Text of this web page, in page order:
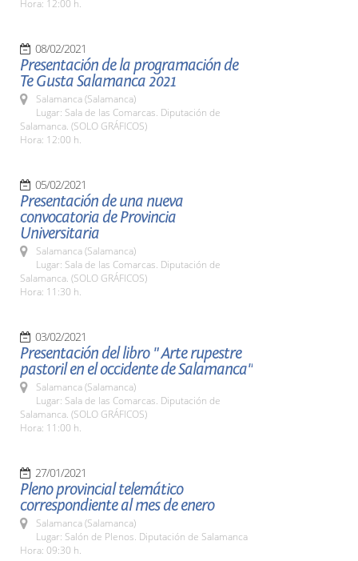
Hora: 12:00 h.
08/02/2021
Presentación de la programación de
Te Gusta Salamanca 2021
Salamanca (Salamanca)
Lugar: Sala de las Comarcas. Diputación de
Salamanca. (SOLO GRÁFICOS)
Hora: 12:00 h.
05/02/2021
Presentación de una nueva
convocatoria de Provincia
Universitaria
Salamanca (Salamanca)
Lugar: Sala de las Comarcas. Diputación de
Salamanca. (SOLO GRÁFICOS)
Hora: 11:30 h.
03/02/2021
Presentación del libro " Arte rupestre
pastoril en el occidente de Salamanca"
Salamanca (Salamanca)
Lugar: Sala de las Comarcas. Diputación de
Salamanca. (SOLO GRÁFICOS)
Hora: 11:00 h.
27/01/2021
Pleno provincial telemático
correspondiente al mes de enero
Salamanca (Salamanca)
Lugar: Salón de Plenos. Diputación de Salamanca
Hora: 09:30 h.